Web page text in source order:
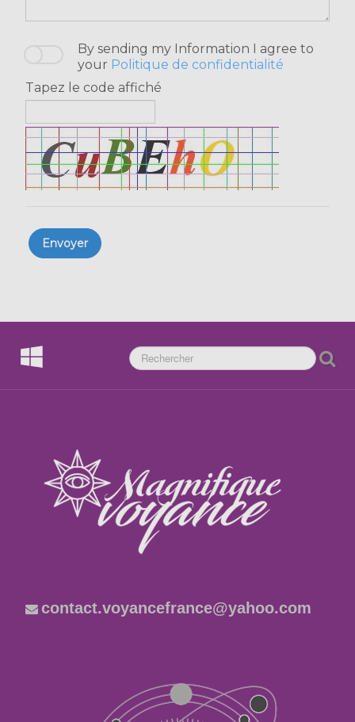
By sending my Information I agree to
your Politique de confidentialité
Tapez le code affiché
Envoyer
contact.voyancefrance@yahoo.com